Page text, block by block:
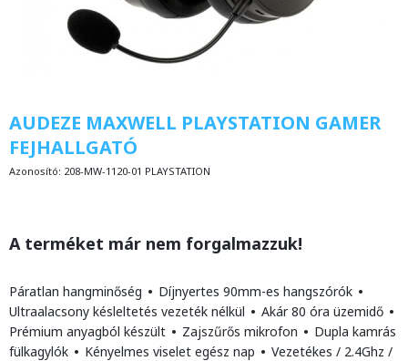
AUDEZE MAXWELL PLAYSTATION GAMER
FEJHALLGATÓ
Azonosító: 208-MW-1120-01 PLAYSTATION
A terméket már nem forgalmazzuk!
Páratlan hangminőség • Díjnyertes 90mm-es hangszórók •
Ultraalacsony késleltetés vezeték nélkül • Akár 80 óra üzemidő •
Prémium anyagból készült • Zajszűrős mikrofon • Dupla kamrás
fülkagylók • Kényelmes viselet egész nap • Vezetékes / 2.4Ghz /